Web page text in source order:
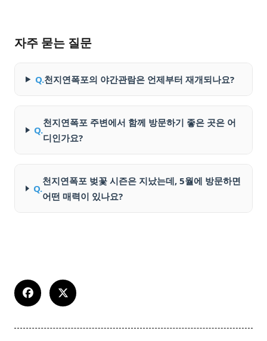
자주 묻는 질문
Q.천지연폭포의 야간관람은 언제부터 재개되나요?
Q.
천지연폭포 주변에서 함께 방문하기 좋은 곳은 어
디인가요?
Q.
천지연폭포 벚꽃 시즌은 지났는데, 5월에 방문하면
어떤 매력이 있나요?